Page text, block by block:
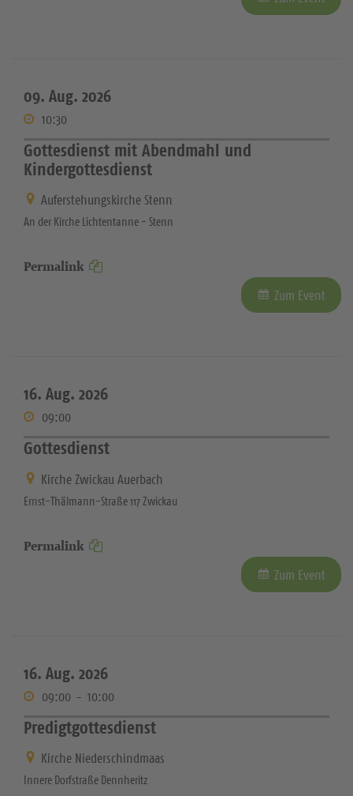
09. Aug. 2026
10:30
Gottesdienst mit Abendmahl und
Kindergottesdienst
Auferstehungskirche Stenn
An der Kirche Lichtentanne - Stenn
Permalink
Zum Event
16. Aug. 2026
09:00
Gottesdienst
Kirche Zwickau Auerbach
Ernst-Thälmann-Straße 117 Zwickau
Permalink
Zum Event
16. Aug. 2026
09:00 - 10:00
Predigtgottesdienst
Kirche Niederschindmaas
Innere Dorfstraße Dennheritz